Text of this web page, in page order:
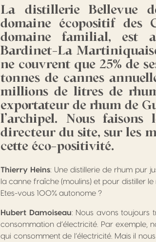
La distillerie Bellevue
domaine écopositif des
domaine familial, est
Bardinet-La
ne couvrent que 25% de
tonnes de cannes
millions de litres de
exportateur de rhum de
l’archipel. Nous
directeur du site, sur les
cette éco-positivité.
Thierry Heins: Une distillerie de rhum pur
la canne fraîche (moulins) et pour distiller
Etes-vous 100% autonome ?
Hubert Damoiseau: Nous avons toujours
consommation d’électricité. Par exemple,
qui consomment de l’électricité. Mais il